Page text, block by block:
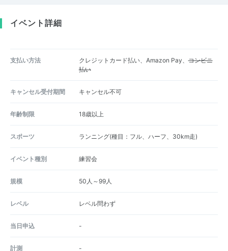
イベント詳細
支払い方法 クレジットカード払い、Amazon Pay、コンビニ
払い
キャンセル受付期間 キャンセル不可
年齢制限 18歳以上
スポーツ ランニング(種目：フル、ハーフ、30km走)
イベント種別 練習会
規模 50人～99人
レベル レベル問わず
当日申込 -
計測 -